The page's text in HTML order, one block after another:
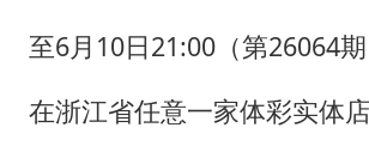
至6月10日21:00（第26064
在浙江省任意一家体彩实体店